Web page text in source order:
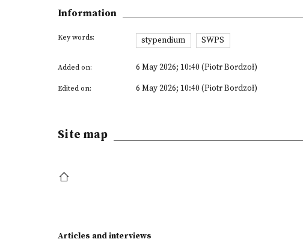
Information
Key words: stypendium SWPS
Added on: 6 May 2026; 10:40 (Piotr Bordzoł)
Edited on: 6 May 2026; 10:40 (Piotr Bordzoł)
Site map
Articles and interviews